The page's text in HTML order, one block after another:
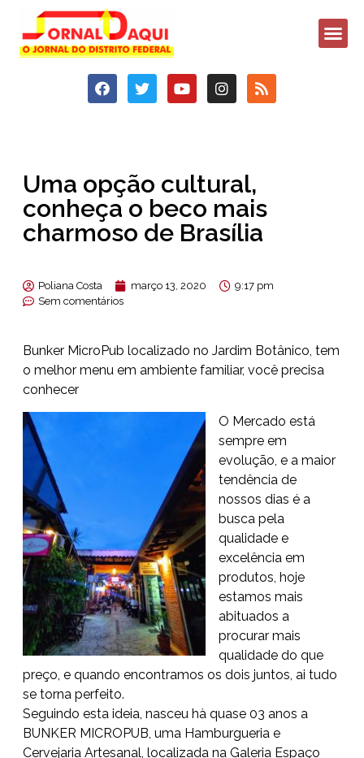
Uma opção cultural,
conheça o beco mais
charmoso de Brasília
Poliana Costa março 13, 2020
9:17 pm
Sem comentários
Bunker MicroPub localizado no Jardim Botânico, tem
o melhor menu em ambiente familiar, você precisa
conhecer
O Mercado está
sempre em
evolução, e a maior
tendência de
nossos dias é a
busca pela
qualidade e
excelência em
produtos, hoje
estamos mais
abituados a
procurar mais
qualidade do que
preço, e quando encontramos os dois juntos, ai tudo
se torna perfeito.
Seguindo esta ideia, nasceu hà quase 03 anos a
BUNKER MICROPUB, uma Hamburgueria e
Cervejaria Artesanal, localizada na Galeria Espaço